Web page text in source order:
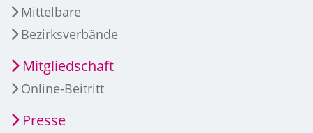
Mittelbare
Bezirksverbände
Mitgliedschaft
Online-Beitritt
Presse